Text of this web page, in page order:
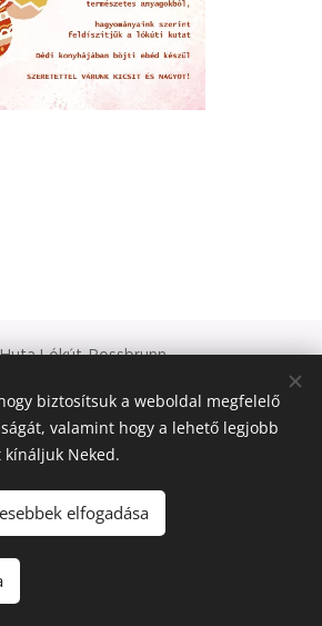
Lókút-Rossbrunn
Kultúrális Fővárosa
PAJTA PROJEKT
jog fenntartva
biztosítsuk a weboldal megfelelő
valamint hogy a lehető legjobb
Neked.
elfogadása